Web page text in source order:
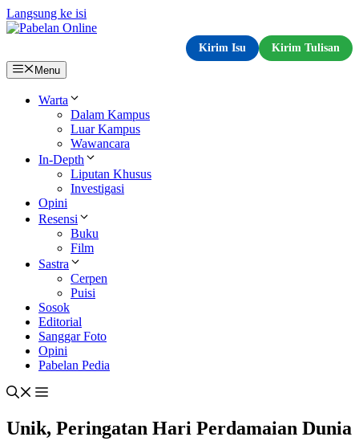
Langsung ke isi
Kirim Isu
Kirim Tulisan
Menu
Warta
Dalam Kampus
Luar Kampus
Wawancara
In-Depth
Liputan Khusus
Investigasi
Opini
Resensi
Buku
Film
Sastra
Cerpen
Puisi
Sosok
Editorial
Sanggar Foto
Opini
Pabelan Pedia
Unik, Peringatan Hari Perdamaian Dunia